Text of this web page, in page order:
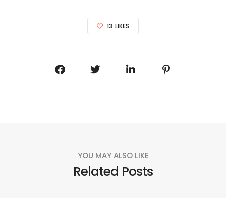
13 LIKES
YOU MAY ALSO LIKE
Related Posts